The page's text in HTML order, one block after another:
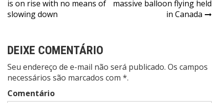
de
is on rise with no means of
slowing down
massive balloon flying held
in Canada
DEIXE COMENTÁRIO
Seu endereço de e-mail não será publicado. Os campos
necessários são marcados com *.
Comentário